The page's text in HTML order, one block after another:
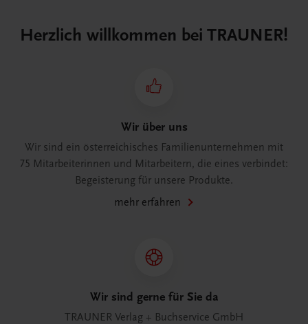
Herzlich willkommen bei TRAUNER!
Wir über uns
Wir sind ein österreichisches Familienunternehmen mit
75 Mitarbeiterinnen und Mitarbeitern, die eines verbindet:
Begeisterung für unsere Produkte.
mehr erfahren
Wir sind gerne für Sie da
TRAUNER Verlag + Buchservice GmbH